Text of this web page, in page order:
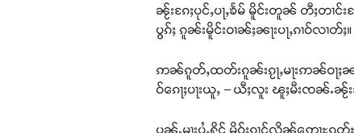
ၼႂ်းၵႄႈပုင်ႇပႃႇၶႅမ် မိူင်းတူၼ် တီႈတၢ
ပွၵ်ႈ ၵူၼ်းမိူင်းဝၢၼ်ႈၼႃးပႃႇၵၢဝ်လၢတ်ႈ။
ဢၼ်ၵူတ်ႇထတ်းၵူၼ်းၵႂႃႇမႃးဢၼ်ဝႃႈၼၼ်
ဝ်ၵေႃႈပႃးယူႇ – ယီႈလူး ၽူႈမီးၸၼ်ႉ
ပူၼ်ႉမႃးပႆႇႁိုင် မိူဝ်ႈၵၢင်လိူၼ်ဢေႃႊ